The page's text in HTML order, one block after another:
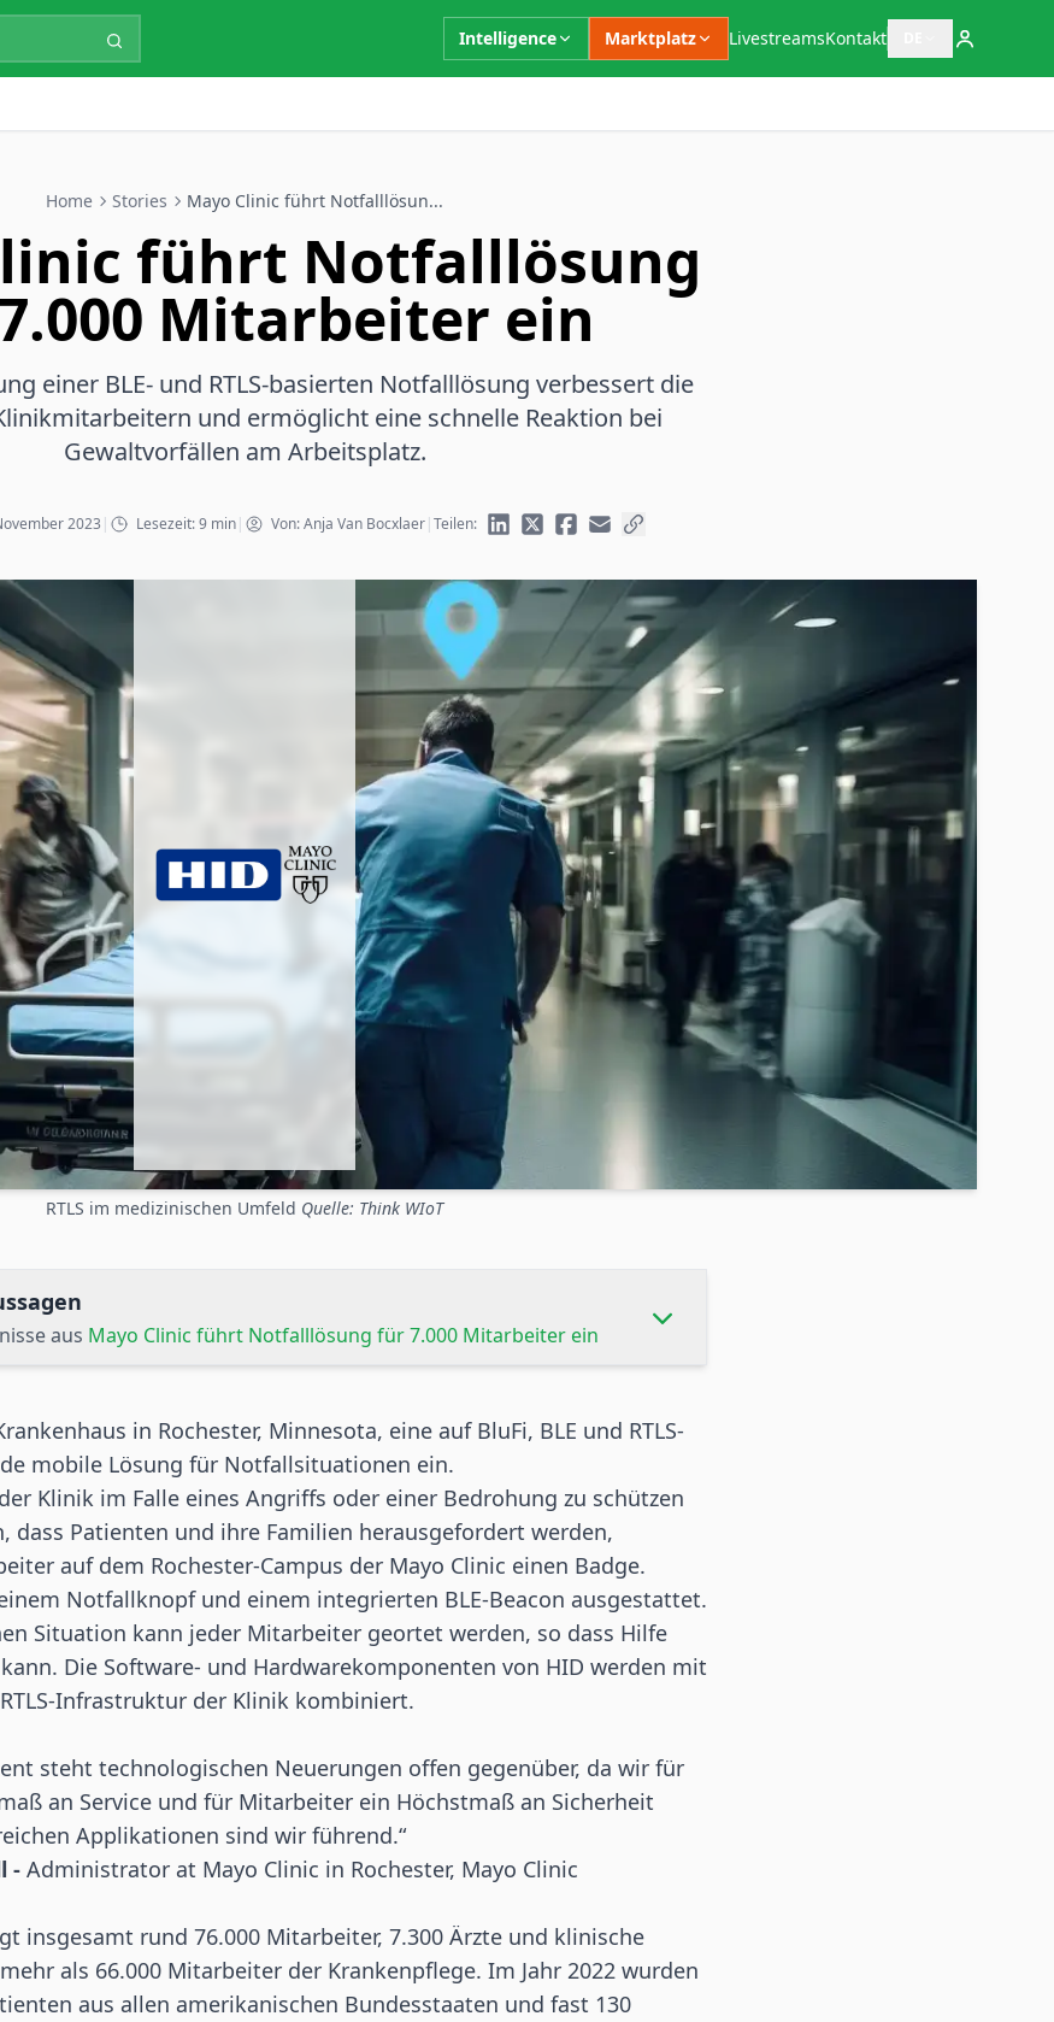
Intelligence Marktplatz LivestreamsKontakt Sprachauswahl
Home Stories Mayo Clinic führt Notfalllösun...
führt Notfalllösung
Mitarbeiter ein
einer BLE- und RTLS-basierten Notfalllösung verbessert die
und ermöglicht eine schnelle Reaktion bei
Gewaltvorfällen am Arbeitsplatz.
2023 | Lesezeit: 9 min| Von: Anja Van Bocxlaer|Teilen:
RTLS im medizinischen Umfeld Quelle: Think WIoT
aus Mayo Clinic führt Notfalllösung für 7.000 Mitarbeiter ein
in Rochester, Minnesota, eine auf BluFi, BLE und RTLS-
mobile Lösung für Notfallsituationen ein.
Klinik im Falle eines Angriffs oder einer Bedrohung zu schützen
dass Patienten und ihre Familien herausgefordert werden,
auf dem Rochester-Campus der Mayo Clinic einen Badge.
Notfallknopf und einem integrierten BLE-Beacon ausgestattet.
Situation kann jeder Mitarbeiter geortet werden, so dass Hilfe
Die Software- und Hardwarekomponenten von HID werden mit
RTLS-Infrastruktur der Klinik kombiniert.
steht technologischen Neuerungen offen gegenüber, da wir für
an Service und für Mitarbeiter ein Höchstmaß an Sicherheit
Applikationen sind wir führend.“
- Administrator at Mayo Clinic in Rochester, Mayo Clinic
insgesamt rund 76.000 Mitarbeiter, 7.300 Ärzte und klinische
als 66.000 Mitarbeiter der Krankenpflege. Im Jahr 2022 wurden
aus allen amerikanischen Bundesstaaten und fast 130